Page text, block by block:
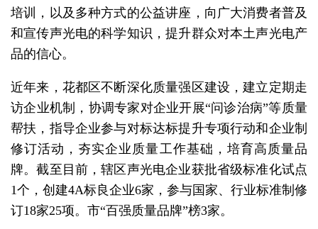
培训，以及多种方式的公益讲座，向广大消费者普及
和宣传声光电的科学知识，提升群众对本土声光电产
品的信心。
近年来，花都区不断深化质量强区建设，建立定期走
访企业机制，协调专家对企业开展“问诊治病”等质量
帮扶，指导企业参与对标达标提升专项行动和企业制
修订活动，夯实企业质量工作基础，培育高质量品
牌。截至目前，辖区声光电企业获批省级标准化试点
1个，创建4A标良企业6家，参与国家、行业标准制修
订18家25项。市“百强质量品牌”榜3家。